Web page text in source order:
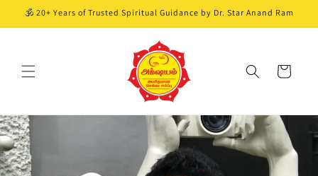
Skip to
🕉️ 20+ Years of Trusted Spiritual Guidance by Dr. Star Anand Ram
Cart